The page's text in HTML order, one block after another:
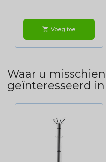
shopping_cart Voeg toe
Waar u
geïnteresseerd